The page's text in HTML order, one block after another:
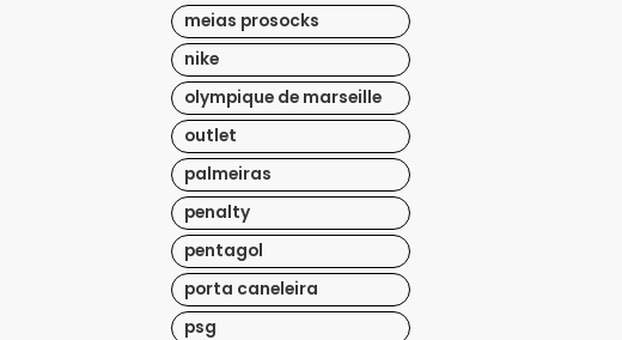
meias prosocks
nike
olympique de marseille
outlet
palmeiras
penalty
pentagol
porta caneleira
psg